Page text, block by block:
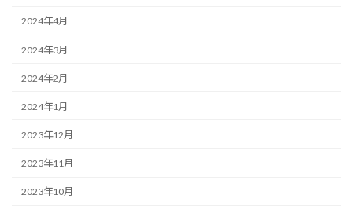
2024年4月
2024年3月
2024年2月
2024年1月
2023年12月
2023年11月
2023年10月